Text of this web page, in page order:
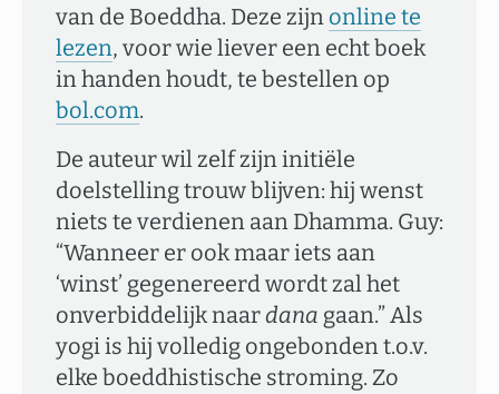
van de Boeddha. Deze zijn online te
lezen, voor wie liever een echt boek
in handen houdt, te bestellen op
bol.com.
De auteur wil zelf zijn initiële
doelstelling trouw blijven: hij wenst
niets te verdienen aan Dhamma. Guy:
“Wanneer er ook maar iets aan
‘winst’ gegenereerd wordt zal het
onverbiddelijk naardana gaan.” Als
yogi is hij volledig ongebonden t.o.v.
elke boeddhistische stroming. Zo